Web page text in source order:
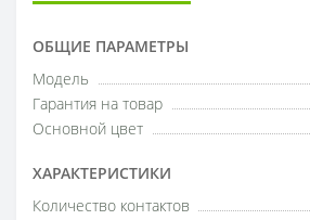
ОБЩИЕ ПАРАМЕТРЫ
Модель
Гарантия на товар
Основной цвет
ХАРАКТЕРИСТИКИ
Количество контактов